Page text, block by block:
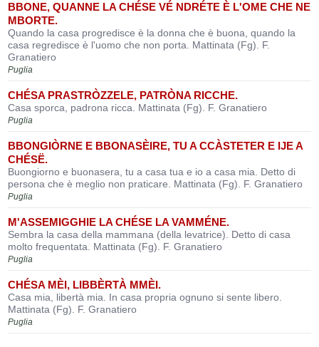
BBONE, QUANNE LA CHÉSE VÉ NDRÉTE È L'OME CHE NE
MBORTE.
Quando la casa progredisce è la donna che è buona, quando la
casa regredisce è l'uomo che non porta. Mattinata (Fg). F.
Granatiero
Puglia
CHÉSA PRASTRÒZZELE, PATRÒNA RICCHE.
Casa sporca, padrona ricca. Mattinata (Fg). F. Granatiero
Puglia
BBONGIÒRNE E BBONASÈIRE, TU A CCÀSTETER E IJE A
CHÉSË.
Buongiorno e buonasera, tu a casa tua e io a casa mia. Detto di
persona che è meglio non praticare. Mattinata (Fg). F. Granatiero
Puglia
M'ASSEMIGGHIE LA CHÉSE LA VAMMÉNE.
Sembra la casa della mammana (della levatrice). Detto di casa
molto frequentata. Mattinata (Fg). F. Granatiero
Puglia
CHÉSA MÈI, LIBBÈRTÀ MMÈI.
Casa mia, libertà mia. In casa propria ognuno si sente libero.
Mattinata (Fg). F. Granatiero
Puglia